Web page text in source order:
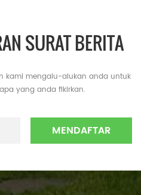
SURAT BERITA
kami mengalu-alukan anda untuk
yang anda fikirkan.